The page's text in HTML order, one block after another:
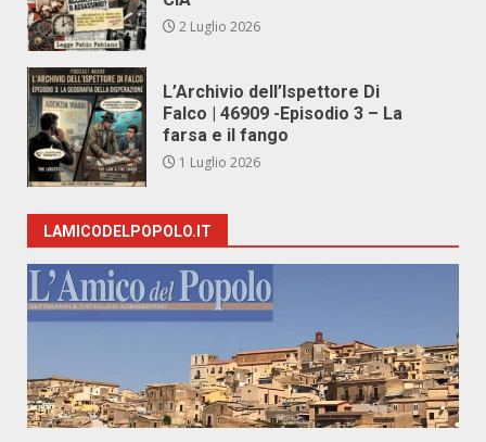
2 Luglio 2026
L’Archivio dell’Ispettore Di
Falco | 46909 -Episodio 3 – La
farsa e il fango
1 Luglio 2026
LAMICODELPOPOLO.IT